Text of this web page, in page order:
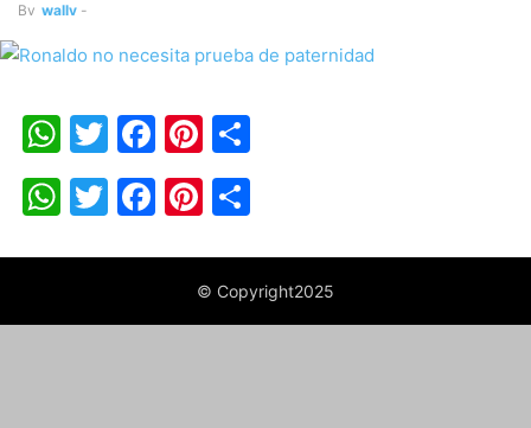
By wally -
WhatsApp
Twitter
Facebook
Pinterest
WhatsApp
Twitter
Facebook
Pinterest
© Copyright2025